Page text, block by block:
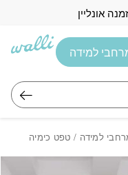
אונליין
למידה
למידה / טפט כימיה